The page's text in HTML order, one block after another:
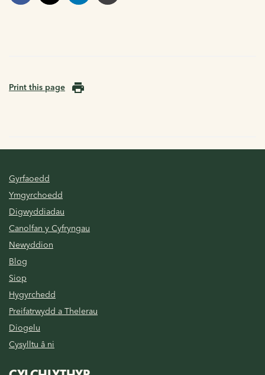
Print this page
Gyrfaoedd
Ymgyrchoedd
Digwyddiadau
Canolfan y Cyfryngau
Newyddion
Blog
Siop
Hygyrchedd
Preifatrwydd a Thelerau
Diogelu
Cysylltu â ni